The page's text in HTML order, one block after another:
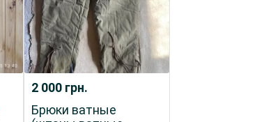
2 000 грн.
Брюки ватные